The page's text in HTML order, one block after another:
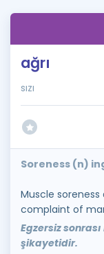
İngilizce
ağrı
sızı
Soreness (n)
Muscle
complaint of
Egzersiz
şikayetidir.